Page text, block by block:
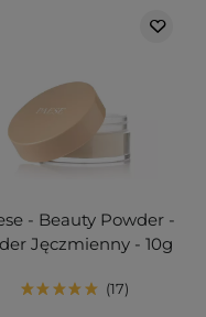
- Beauty Powder -
Jęczmienny - 10g
17